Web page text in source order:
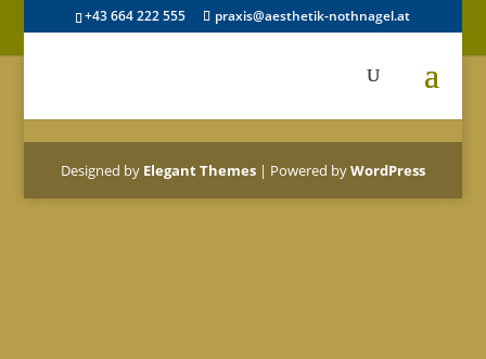
+43 664 222 555 praxis@aesthetik-nothnagel.at
Designed by Elegant Themes| Powered byWordPress